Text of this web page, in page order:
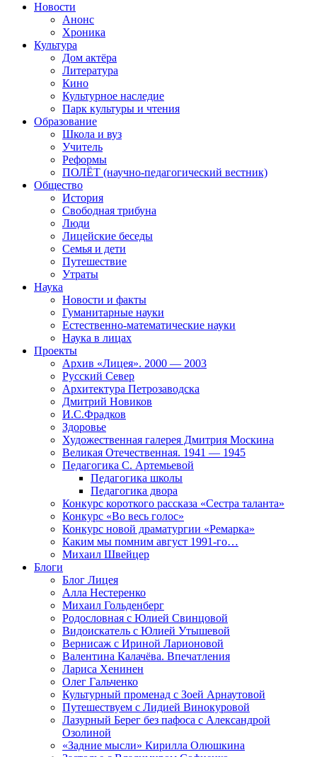
Новости
Анонс
Хроника
Культура
Дом актёра
Литература
Кино
Культурное наследие
Парк культуры и чтения
Образование
Школа и вуз
Учитель
Реформы
ПОЛЁТ (научно-педагогический вестник)
Общество
История
Свободная трибуна
Люди
Лицейские беседы
Семья и дети
Путешествие
Утраты
Наука
Новости и факты
Гуманитарные науки
Естественно-математические науки
Наука в лицах
Проекты
Архив «Лицея». 2000 — 2003
Русский Север
Архитектура Петрозаводска
Дмитрий Новиков
И.С.Фрадков
Здоровье
Художественная галерея Дмитрия Москина
Великая Отечественная. 1941 — 1945
Педагогика С. Артемьевой
Педагогика школы
Педагогика двора
Конкурс короткого рассказа «Сестра таланта»
Конкурс «Во весь голос»
Конкурс новой драматургии «Ремарка»
Каким мы помним август 1991-го…
Михаил Швейцер
Блоги
Блог Лицея
Алла Нестеренко
Михаил Гольденберг
Родословная с Юлией Свинцовой
Видоискатель с Юлией Утышевой
Вернисаж с Ириной Ларионовой
Валентина Калачёва. Впечатления
Лариса Хенинен
Олег Гальченко
Культурный променад с Зоей Арнаутовой
Путешествуем с Лидией Винокуровой
Лазурный Берег без пафоса с Александрой
Озолиной
«Задние мысли» Кирилла Олюшкина